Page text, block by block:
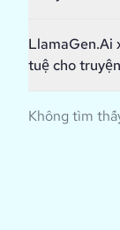
LlamaGen.Ai
tuệ cho
Không tìm